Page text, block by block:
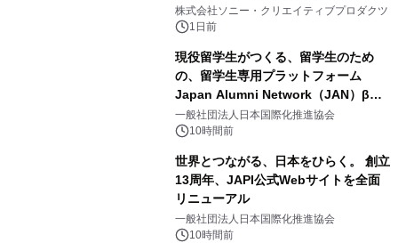
ラボレーション サウナイキタイコラ
ボグッズも発売決定！
株式会社ソニー・クリエイティブプロダクツ
1日前
現役留学生がつくる、留学生のため
の、留学生専用プラットフォーム
Japan Alumni Network（JAN）β版
をリリース
一般社団法人日本国際化推進協会
10時間前
世界とつながる、日本をひらく。 創立
13周年、JAPI公式Webサイトを全面
リニューアル
一般社団法人日本国際化推進協会
10時間前